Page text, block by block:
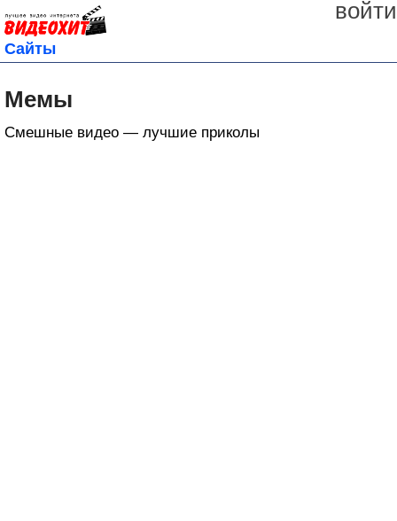
войти
Сайты
Мемы
Смешные видео — лучшие приколы